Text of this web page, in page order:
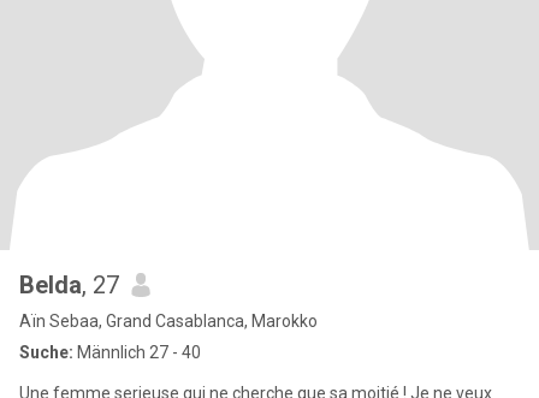
Belda, 27
Aïn Sebaa, Grand Casablanca, Marokko
Suche: Männlich 27 - 40
Une femme serieuse qui ne cherche que sa moitié ! Je ne veux